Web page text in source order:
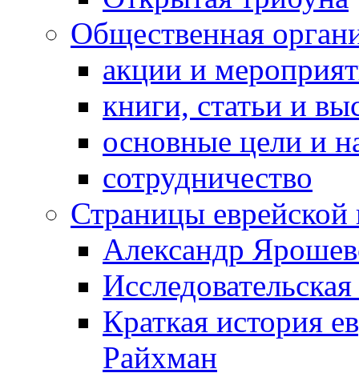
Общественная
акции и
книги, статьи и
основные цели и
сотрудничество
Страницы
Александр
Краткая история
Райхман